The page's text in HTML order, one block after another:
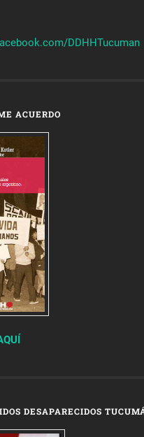
DDHHTucuman
ACUERDO
DESAPARECIDOS